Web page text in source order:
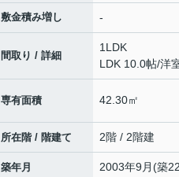
敷金積み増し -
間取り / 詳細
1LDK
LDK 10.0帖/洋
専有面積 42.30㎡
所在階 / 階建て 2階 / 2階建
築年月 2003年9月(築